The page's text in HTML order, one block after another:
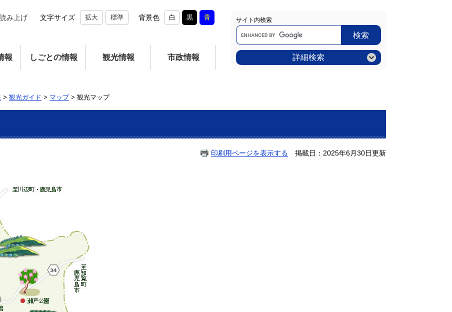
み上げ 文字サイズ 拡大 標準 背景色 白 黒 青
報 しごとの情報 観光情報 市政情報
サイト内検索
Google
カ
ス
タ
ム
検
詳細検索
> 観光ガイド > マップ > 観光マップ
印刷用ページを表示する 掲載日：2025年6月30日更新